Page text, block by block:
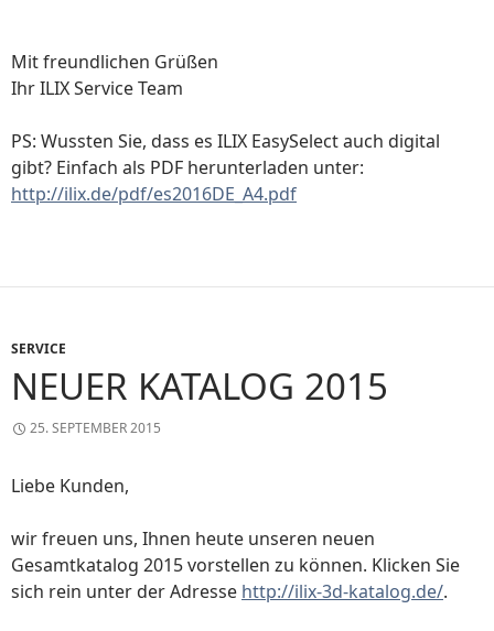
Mit freundlichen Grüßen
Ihr ILIX Service Team
PS: Wussten Sie, dass es ILIX EasySelect auch digital
gibt? Einfach als PDF herunterladen unter:
http://ilix.de/pdf/es2016DE_A4.pdf
SERVICE
NEUER KATALOG 2015
25. SEPTEMBER 2015
Liebe Kunden,
wir freuen uns, Ihnen heute unseren neuen
Gesamtkatalog 2015 vorstellen zu können. Klicken Sie
sich rein unter der Adresse http://ilix-3d-katalog.de/.